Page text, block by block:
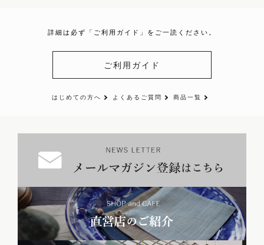
詳細は必ず「ご利用ガイド」をご一読ください。
ご利用ガイド
はじめての方へ よくあるご質問 商品一覧